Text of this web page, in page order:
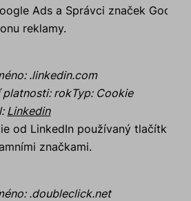
Ads a Správci značek Google
reklamy.
: .linkedin.com
platnosti: rokTyp: Cookie
: Linkedin
od LinkedIn používaný tlačítky
značkami.
: .doubleclick.net